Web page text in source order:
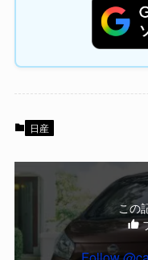
日産
この